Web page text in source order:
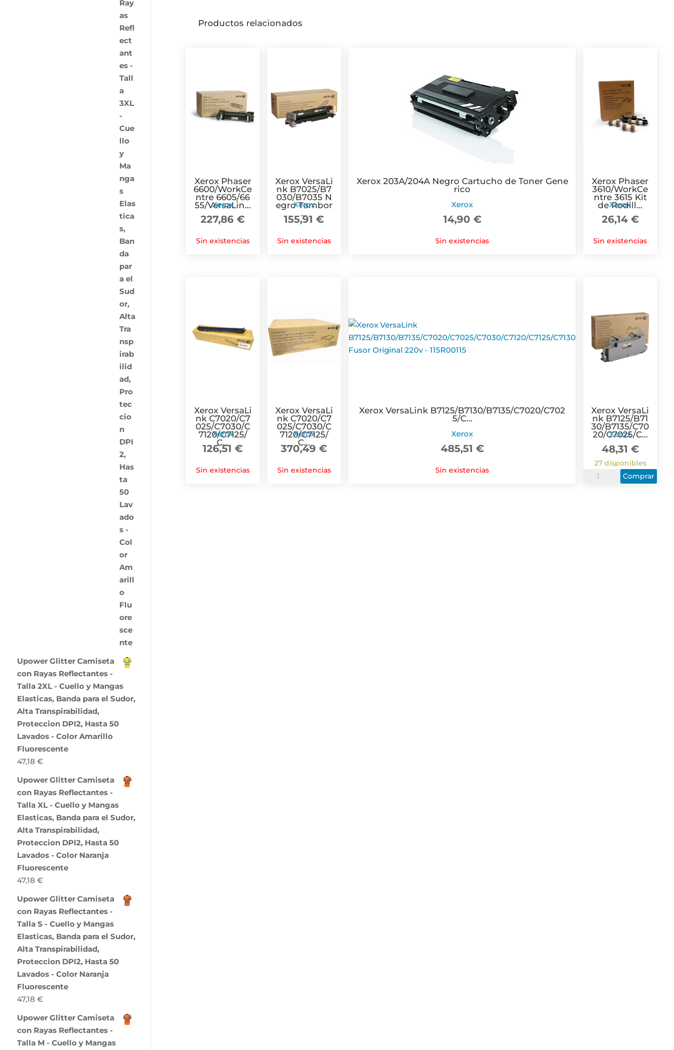
Productos relacionados
Xerox Phaser
6600/WorkCe
ntre 6605/66
55/VersaLin...
Xerox
227,86€
Sin existencias
Xerox VersaLi
nk B7025/B7
030/B7035 N
egro Tambor
...
Xerox
155,91€
Sin existencias
Xerox 203A/204A Negro Cartucho de Toner Gene
rico
Xerox
14,90 €
Sin existencias
Xerox Phaser
3610/WorkCe
ntre 3615 Kit
de Rodill...
Xerox
26,14 €
Sin existencias
Xerox VersaLi
nk C7020/C7
025/C7030/C
7120/C7125/
C...
Xerox
126,51€
Sin existencias
Xerox VersaLi
nk C7020/C7
025/C7030/C
7120/C7125/
C...
Xerox
370,49€
Sin existencias
Xerox VersaLink B7125/B7130/B7135/C7020/C702
5/C...
Xerox
485,51 €
Sin existencias
Xerox VersaLi
nk B7125/B71
30/B7135/C70
20/C7025/C...
Xerox
48,31 €
27 disponibles
Xerox
Comprar
Upower Glitter Camiseta
con Rayas Reflectantes -
Talla 2XL - Cuello y Mangas
Elasticas, Banda para el Sudor,
Alta Transpirabilidad,
Proteccion DPI2, Hasta 50
Lavados - Color Amarillo
Fluorescente
47,18 €
Upower Glitter Camiseta
con Rayas Reflectantes -
Talla XL - Cuello y Mangas
Elasticas, Banda para el Sudor,
Alta Transpirabilidad,
Proteccion DPI2, Hasta 50
Lavados - Color Naranja
Fluorescente
47,18 €
Upower Glitter Camiseta
con Rayas Reflectantes -
Talla S - Cuello y Mangas
Elasticas, Banda para el Sudor,
Alta Transpirabilidad,
Proteccion DPI2, Hasta 50
Lavados - Color Naranja
Fluorescente
47,18 €
Upower Glitter Camiseta
con Rayas Reflectantes -
Talla M - Cuello y Mangas